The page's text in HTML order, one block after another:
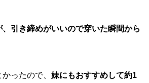
引き締めがいいので穿いた瞬間から
ったので、 妹にもおすすめして約1